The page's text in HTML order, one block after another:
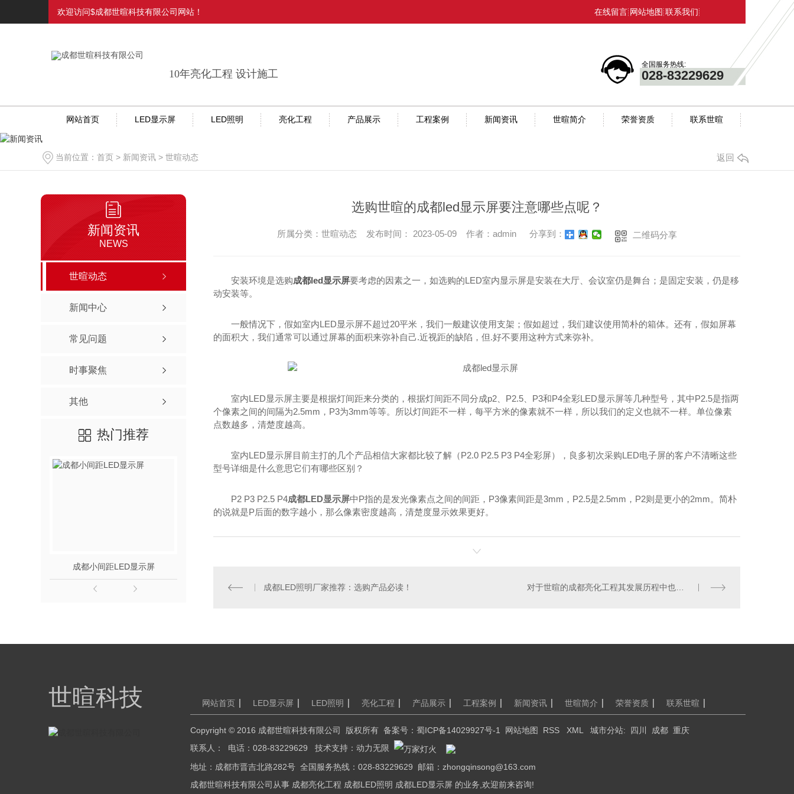
欢迎访问$成都世暄科技有限公司网站！ 在线留言 网站地图 联系我们
10年亮化工程 设计施工
全国服务热线:
028-83229629
网站首页 LED显示屏 LED照明 亮化工程 产品展示 工程案例 新闻资讯 世暄简介 荣誉资质 联系世暄
当前位置： 首页 > 新闻资讯 > 世暄动态 返回
新闻资讯
NEWS
世暄动态
新闻中心
常见问题
时事聚焦
其他
热门推荐
成都小间距LED显示屏
选购世暄的成都led显示屏要注意哪些点呢？
所属分类：世暄动态 发布时间： 2023-05-09 作者：admin 分享到： 二维码分享
安装环境是选购成都led显示屏要考虑的因素之一，如选购的LED室内显示屏是安装在大厅、会议室仍是舞台；是固定安装，仍是移
动安装等。
一般情况下，假如室内LED显示屏不超过20平米，我们一般建议使用支架；假如超过，我们建议使用简朴的箱体。还有，假如屏幕
的面积大，我们通常可以通过屏幕的面积来弥补自己.近视距的缺陷，但.好不要用这种方式来弥补。
室内LED显示屏主要是根据灯间距来分类的，根据灯间距不同分成p2、P2.5、P3和P4全彩LED显示屏等几种型号，其中P2.5是指两
个像素之间的间隔为2.5mm，P3为3mm等等。所以灯间距不一样，每平方米的像素就不一样，所以我们的定义也就不一样。单位像素
点数越多，清楚度越高。
室内LED显示屏目前主打的几个产品相信大家都比较了解（P2.0 P2.5 P3 P4全彩屏），良多初次采购LED电子屏的客户不清晰这些
型号详细是什么意思它们有哪些区别？
P2 P3 P2.5 P4成都LED显示屏中P指的是发光像素点之间的间距，P3像素间距是3mm，P2.5是2.5mm，P2则是更小的2mm。简朴
的说就是P后面的数字越小，那么像素密度越高，清楚度显示效果更好。
成都LED照明厂家推荐：选购产品必读！ 对于世暄的成都亮化工程其发展历程中也存在问题
世暄科技 网站首页 LED显示屏 LED照明 亮化工程 产品展示 工程案例 新闻资讯 世暄简介 荣誉资质 联系世暄
Copyright © 2016 成都世暄科技有限公司 版权所有 备案号： 蜀ICP备14029927号-1 网站地图 RSS XML 城市分站: 四川 成都 重庆
联系人： 电话：028-83229629 技术支持： 动力无限
地址：成都市晋吉北路282号 全国服务热线：028-83229629 邮箱：zhongqinsong@163.com
成都世暄科技有限公司从事 成都亮化工程 成都LED照明 成都LED显示屏 的业务,欢迎前来咨询!